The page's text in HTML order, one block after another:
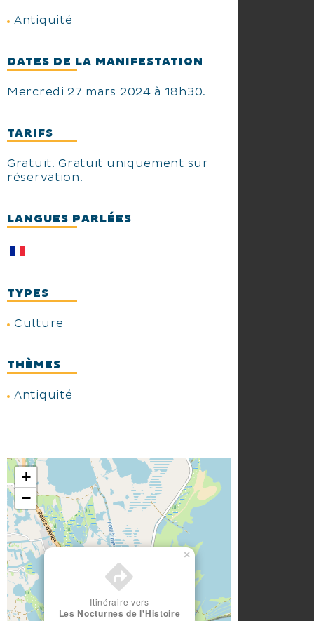
Antiquité
DATES DE LA MANIFESTATION
Mercredi 27 mars 2024 à 18h30.
TARIFS
Gratuit. Gratuit uniquement sur
réservation.
LANGUES PARLÉES
TYPES
Culture
THÈMES
Antiquité
Itinéraire vers
Les Nocturnes de l'Histoire
×
+
−